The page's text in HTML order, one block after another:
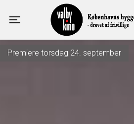
Toggle navigation
Valby Kino
Premiere torsdag 24. september